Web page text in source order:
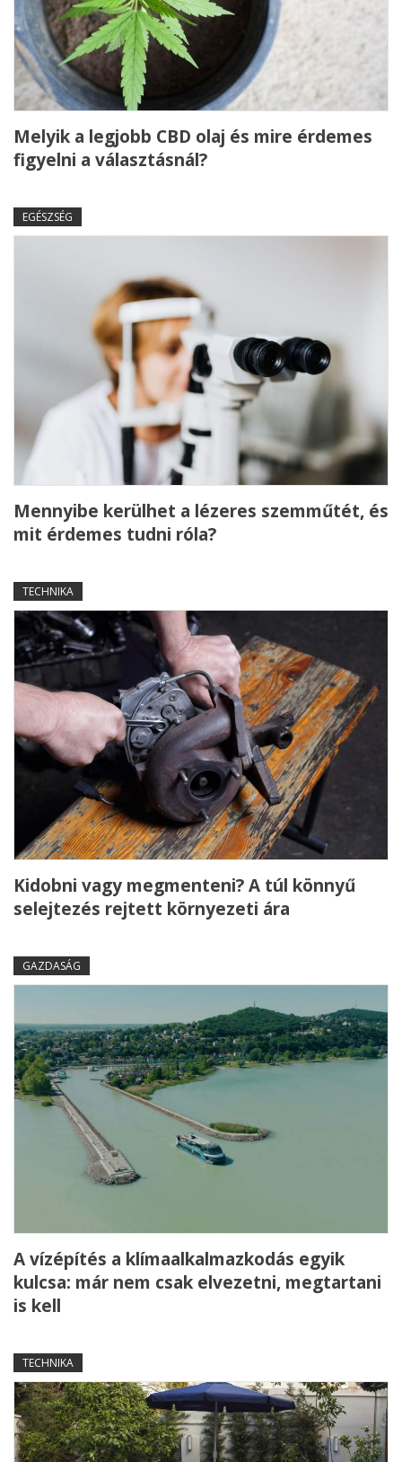
Melyik a legjobb CBD olaj és mire érdemes
figyelni a választásnál?
EGÉSZSÉG
Mennyibe kerülhet a lézeres szemműtét, és
mit érdemes tudni róla?
TECHNIKA
Kidobni vagy megmenteni? A túl könnyű
selejtezés rejtett környezeti ára
GAZDASÁG
A vízépítés a klímaalkalmazkodás egyik
kulcsa: már nem csak elvezetni, megtartani
is kell
TECHNIKA